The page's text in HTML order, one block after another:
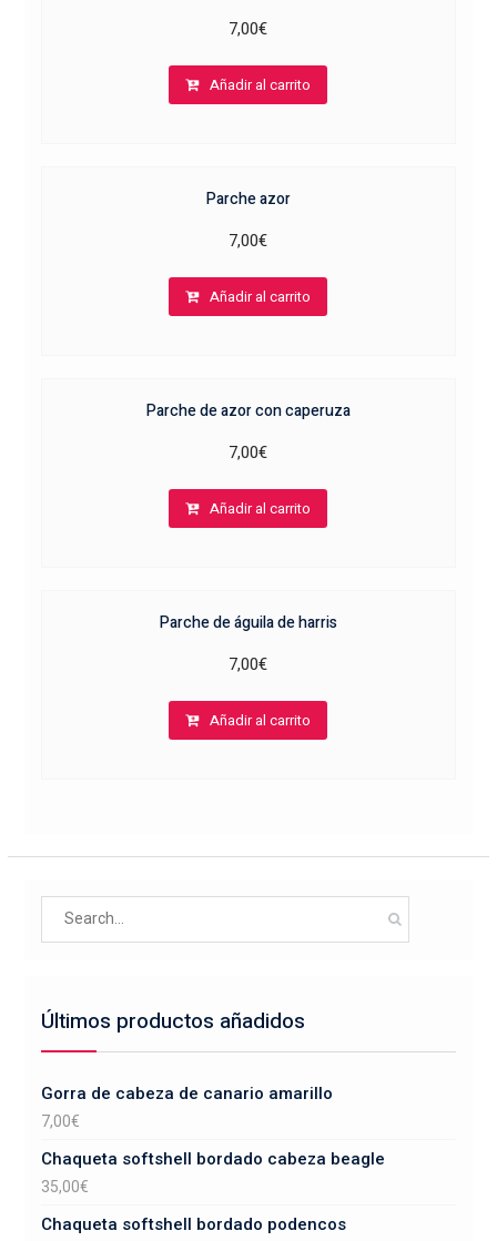
7,00€
Añadir al carrito
Parche azor
7,00€
Añadir al carrito
Parche de azor con caperuza
7,00€
Añadir al carrito
Parche de águila de harris
7,00€
Añadir al carrito
Search
Últimos productos añadidos
Gorra de cabeza de canario amarillo
7,00€
Chaqueta softshell bordado cabeza beagle
35,00€
Chaqueta softshell bordado podencos